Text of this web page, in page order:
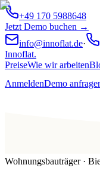
+49 170 5988648
Jetzt Demo buchen →
info@innoflat.de·
Innoflat.
PreiseWie wir arbeiten
AnmeldenDemo
Wohnungsbauträger ·